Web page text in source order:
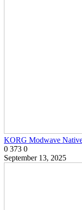
KORG Modwave
0 373 0
September 13, 2025